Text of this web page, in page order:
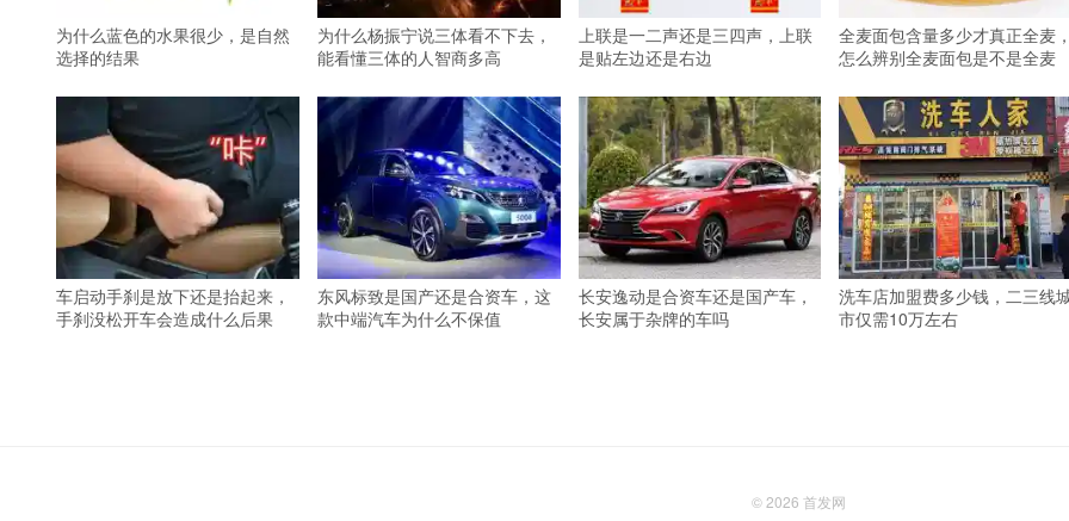
为什么蓝色的水果很少，是自然
选择的结果
为什么杨振宁说三体看不下去，
能看懂三体的人智商多高
上联是一二声还是三四声，上联
是贴左边还是右边
全麦面包含量多少才真正全麦
怎么辨别全麦面包是不是全麦
车启动手刹是放下还是抬起来，
手刹没松开车会造成什么后果
东风标致是国产还是合资车，这
款中端汽车为什么不保值
长安逸动是合资车还是国产车，
长安属于杂牌的车吗
洗车店加盟费多少钱，二三线
市仅需10万左右
© 2026 首发网